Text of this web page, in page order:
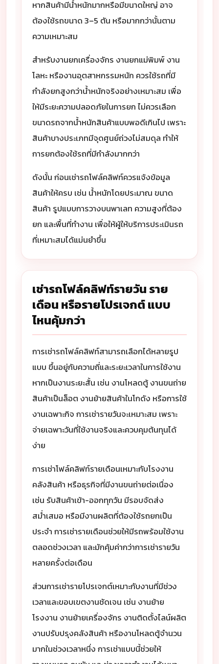
หากสินค้ามีน้ำหนักมากหรือมีขนาดใหญ่ อาจ
ต้องใช้รถขนาด 3–5 ตัน หรือมากกว่านั้นตาม
ความเหมาะสม
สำหรับงานยกเครื่องจักร งานยกแม่พิมพ์ งาน
โลหะ หรืองานอุตสาหกรรมหนัก ควรใช้รถที่มี
กำลังยกสูงกว่าน้ำหนักจริงอย่างเหมาะสม เพื่อ
ให้มีระยะความปลอดภัยในการยก ไม่ควรเลือก
ขนาดรถจากน้ำหนักสินค้าแบบพอดีเกินไป เพราะ
สินค้าบางประเภทมีจุดศูนย์ถ่วงไม่สมดุล ทำให้
การยกต้องใช้รถที่มีกำลังมากกว่า
ดังนั้น ก่อนเช่ารถโฟล์คลิฟท์ควรแจ้งข้อมูล
สินค้าให้ครบ เช่น น้ำหนักโดยประมาณ ขนาด
สินค้า รูปแบบการวางบนพาเลท ความสูงที่ต้อง
ยก และพื้นที่ทำงาน เพื่อให้ผู้ให้บริการประเมินรถ
ที่เหมาะสมได้แม่นยำขึ้น
เช่ารถโฟล์คลิฟท์รายวัน ราย
เดือน หรือรายโปรเจกต์ แบบ
ไหนคุ้มกว่า
การเช่ารถโฟล์คลิฟท์สามารถเลือกได้หลายรูป
แบบ ขึ้นอยู่กับความถี่และระยะเวลาในการใช้งาน
หากเป็นงานระยะสั้น เช่น งานโหลดตู้ งานขนถ่าย
สินค้าเป็นล็อต งานย้ายสินค้าในโกดัง หรือการใช้
งานเฉพาะกิจ การเช่ารายวันจะเหมาะสม เพราะ
จ่ายเฉพาะวันที่ใช้งานจริงและควบคุมต้นทุนได้
ง่าย
การเช่าโฟล์คลิฟท์รายเดือนเหมาะกับโรงงาน
คลังสินค้า หรือธุรกิจที่มีงานขนถ่ายต่อเนื่อง
เช่น รับสินค้าเข้า-ออกทุกวัน มีรอบจัดส่ง
สม่ำเสมอ หรือมีงานผลิตที่ต้องใช้รถยกเป็น
ประจำ การเช่ารายเดือนช่วยให้มีรถพร้อมใช้งาน
ตลอดช่วงเวลา และมักคุ้มค่ากว่าการเช่ารายวัน
หลายครั้งต่อเดือน
ส่วนการเช่ารายโปรเจกต์เหมาะกับงานที่มีช่วง
เวลาและขอบเขตงานชัดเจน เช่น งานย้าย
โรงงาน งานย้ายเครื่องจักร งานติดตั้งไลน์ผลิต
งานปรับปรุงคลังสินค้า หรืองานโหลดตู้จำนวน
มากในช่วงเวลาหนึ่ง การเช่าแบบนี้ช่วยให้